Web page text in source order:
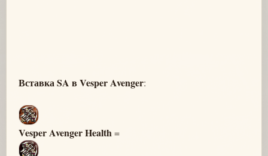
Вставка SA в Vesper Avenger:
Vesper Avenger Health=